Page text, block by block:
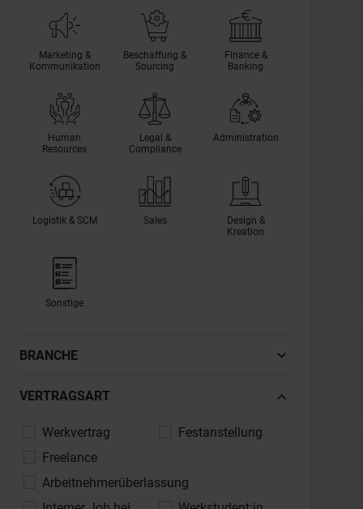
Marketing &
Kommunikation
Beschaffung &
Sourcing
Finance &
Banking
Human
Resources
Legal &
Compliance
Administration
Logistik & SCM Sales
Design &
Kreation
Sonstige
BRANCHE
Automotive, Fahrzeugindustrie
Versicherungen
Bau, Architektur, Immobilien
Chemie, Pharma, Life Sciences
VERTRAGSART
Werkvertrag
Festanstellung
Freelance
Arbeitnehmerüberlassung